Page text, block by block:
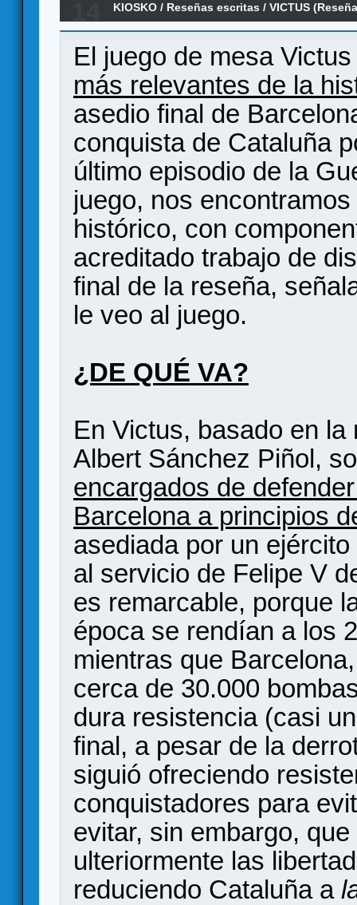
KIOSKO / Reseñas escritas /VICTUS
El juego de mesa
más relevantes de la
asedio final de
conquista de Cataluña
último episodio de la
juego, nos
histórico, con
acreditado trabajo de
final de la reseña,
le veo al juego.
¿DE QUÉ VA?
En Victus, basado en
Albert Sánchez Piñol,
encargados de
Barcelona a principios
asediada por un
al servicio de Felipe V
es remarcable, porque
época se rendían a los
mientras que
cerca de 30.000
dura resistencia (casi
final, a pesar de la
siguió ofreciendo
conquistadores para
evitar, sin embargo,
ulteriormente las
reduciendo Cataluña a